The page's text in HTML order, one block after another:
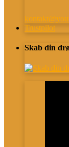
Trustpilot
Skab din